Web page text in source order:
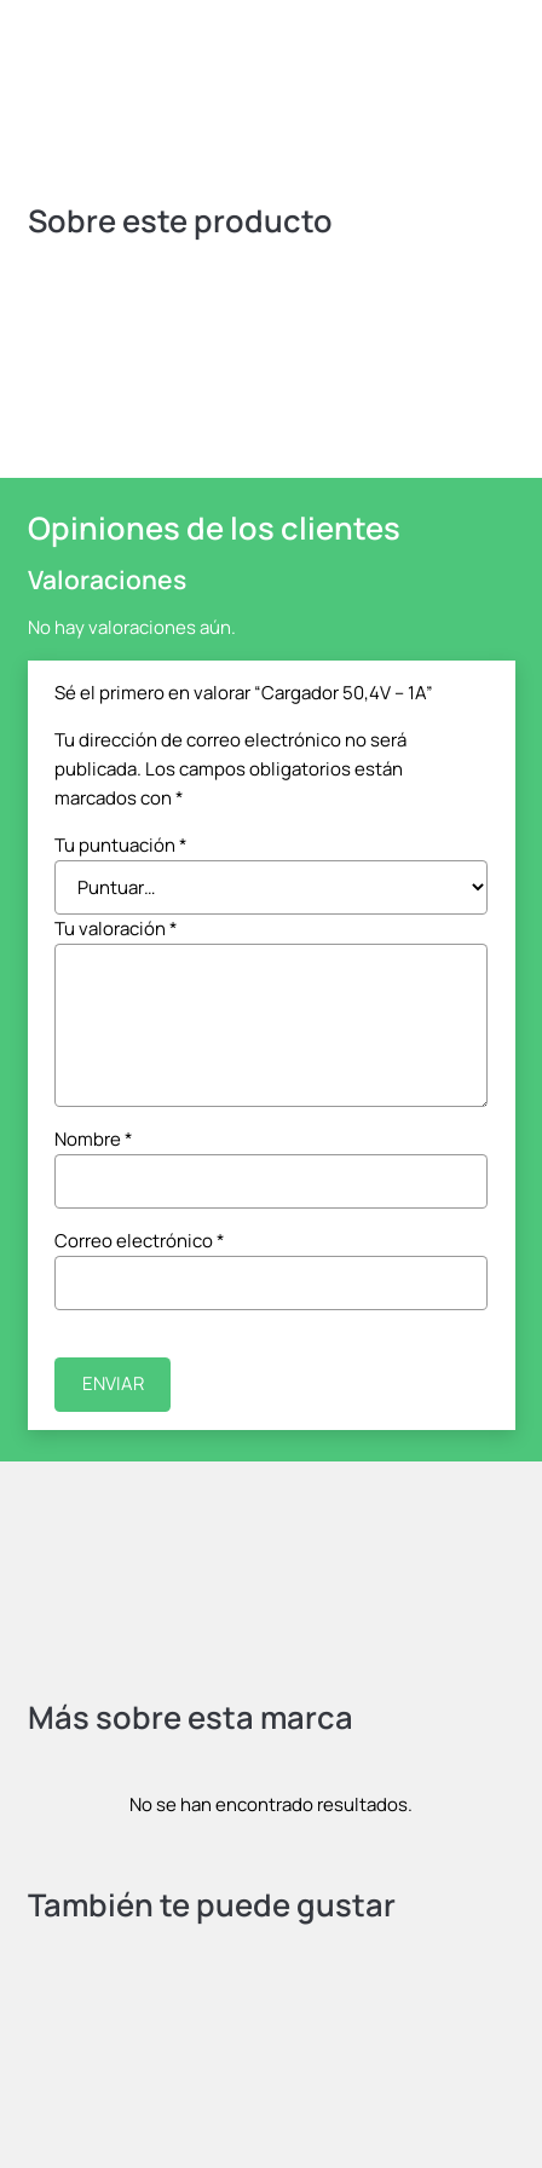
Sobre este producto
Opiniones de los clientes
Valoraciones
No hay valoraciones aún.
Sé el primero en valorar “Cargador 50,4V – 1A”
Tu dirección de correo electrónico no será
publicada. Los campos obligatorios están
marcados con*
Tu puntuación*
Tu valoración*
Nombre*
Correo electrónico*
Más sobre esta marca
No se han encontrado resultados.
También te puede gustar